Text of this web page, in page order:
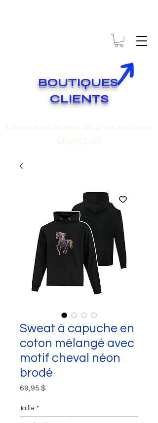
BOUTIQUES
CLIENTS
Sweat à capuche en
coton mélangé avec
motif cheval néon
brodé
69,95 $
Taille *